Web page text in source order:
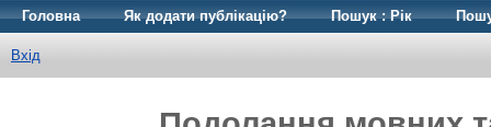
Головна Як додати публікацію? Пошук : Рік
Вхід